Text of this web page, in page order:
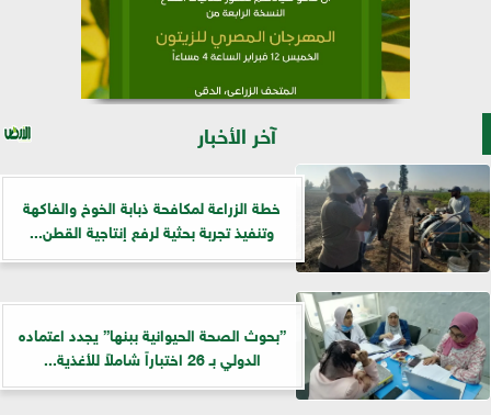
آخر الأخبار
خطة الزراعة لمكافحة ذبابة الخوخ والفاكهة
وتنفيذ تجربة بحثية لرفع إنتاجية القطن...
”بحوث الصحة الحيوانية ببنها” يجدد اعتماده
الدولي بـ 26 اختباراً شاملاً للأغذية...